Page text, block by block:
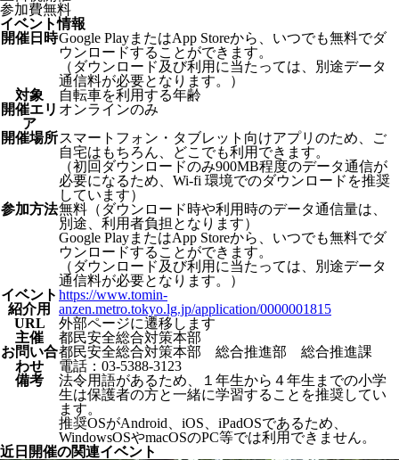
参加費無料
イベント情報
開催日時Google PlayまたはApp Storeから、いつでも無料でダ
ウンロードすることができます。
（ダウンロード及び利用に当たっては、別途データ
通信料が必要となります。）
対象
自転車を利用する年齢
開催エリ
ア
オンラインのみ
開催場所スマートフォン・タブレット向けアプリのため、ご
自宅はもちろん、どこでも利用できます。
（初回ダウンロードのみ900MB程度のデータ通信が
必要になるため、Wi-fi 環境でのダウンロードを推奨
しています）
参加方法無料（ダウンロード時や利用時のデータ通信量は、
別途、利用者負担となります）
Google PlayまたはApp Storeから、いつでも無料でダ
ウンロードすることができます。
（ダウンロード及び利用に当たっては、別途データ
通信料が必要となります。）
イベント
紹介⽤
URL
https://www.tomin-
anzen.metro.tokyo.lg.jp/application/0000001815
外部ページに遷移します
主催
都民安全総合対策本部
お問い合
わせ
都民安全総合対策本部 総合推進部 総合推進課
電話：03-5388-3123
備考
法令用語があるため、１年生から４年生までの小学
生は保護者の方と一緒に学習することを推奨してい
ます。
推奨OSがAndroid、iOS、iPadOSであるため、
WindowsOSやmacOSのPC等では利用できません。
近日開催の関連イベント